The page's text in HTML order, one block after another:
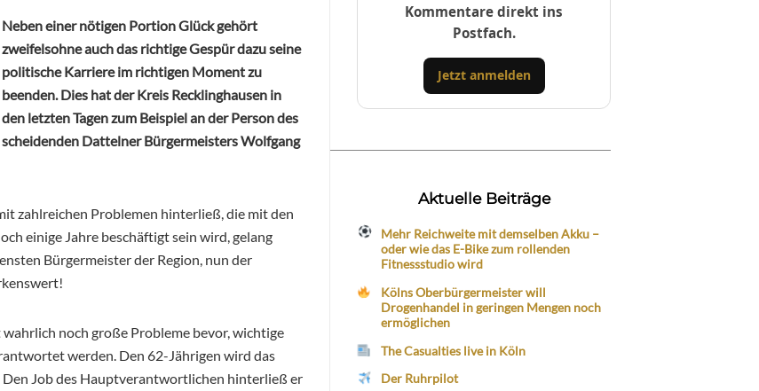
Neben einer nötigen Portion Glück gehört
zweifelsohne auch das richtige Gespür dazu seine
politische Karriere im richtigen Moment zu
beenden. Dies hat der Kreis Recklinghausen in
den letzten Tagen zum Beispiel an der Person des
scheidenden Dattelner Bürgermeisters Wolfgang
zahlreichen Problemen hinterließ, die mit den
einige Jahre beschäftigt sein wird, gelang
Bürgermeister der Region, nun der
noch große Probleme bevor, wichtige
werden. Den 62-Jährigen wird das
Den Job des Hauptverantwortlichen hinterließ er
Kommentare direkt ins
Postfach.
Jetzt anmelden
Aktuelle Beiträge
Mehr Reichweite mit demselben Akku –
oder wie das E-Bike zum rollenden
Fitnessstudio wird
Kölns Oberbürgermeister will
Drogenhandel in geringen Mengen noch
ermöglichen
The Casualties live in Köln
Der Ruhrpilot